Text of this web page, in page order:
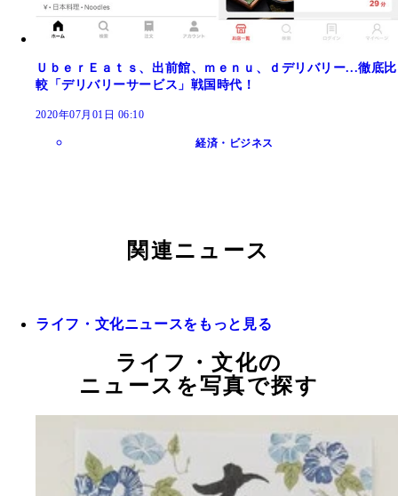
ＵｂｅｒＥａｔｓ、出前館、ｍｅｎｕ、ｄデリバリー...徹底比
較「デリバリーサービス」戦国時代！
2020年07月01日 06:10
経済・ビジネス
関連ニュース
ライフ・文化ニュースをもっと見る
ライフ・文化の
ニュースを写真で探す